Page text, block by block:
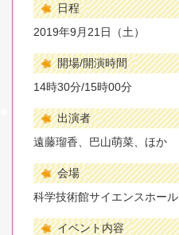
日程
2019年9月21日（土）
開場/開演時間
14時30分/15時00分
出演者
遠藤瑠香、巴山萌菜、ほか
会場
科学技術館サイエンスホール
イベント内容